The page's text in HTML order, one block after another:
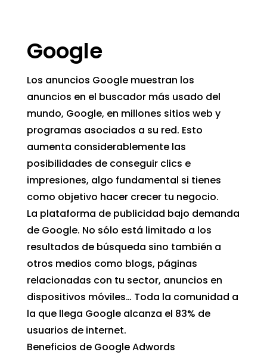
Google
Los anuncios Google muestran los
anuncios en el buscador más usado del
mundo, Google, en millones sitios web y
programas asociados a su red. Esto
aumenta considerablemente las
posibilidades de conseguir clics e
impresiones, algo fundamental si tienes
como objetivo hacer crecer tu negocio.
La plataforma de publicidad bajo demanda
de Google. No sólo está limitado a los
resultados de búsqueda sino también a
otros medios como blogs, páginas
relacionadas con tu sector, anuncios en
dispositivos móviles… Toda la comunidad a
la que llega Google alcanza el 83% de
usuarios de internet.
Beneficios de Google Adwords